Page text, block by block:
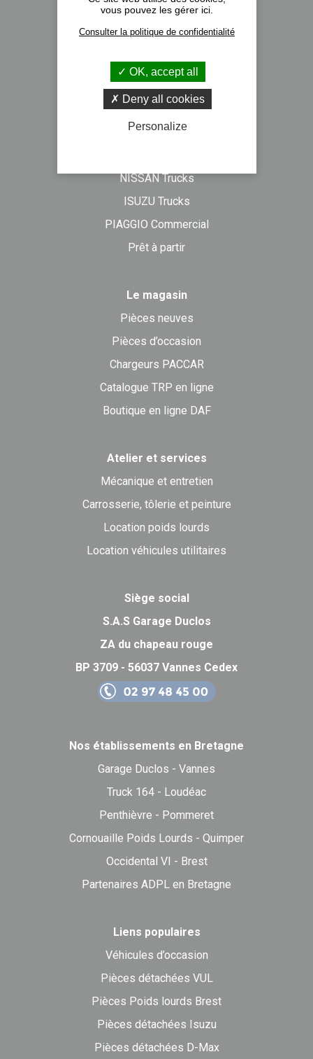
Nos implantations
Recrutement
Actualités
Formulaire de contact
Véhicules neufs
NISSAN Trucks
ISUZU Trucks
PIAGGIO Commercial
Prêt à partir
Le magasin
Pièces neuves
Pièces d’occasion
Chargeurs PACCAR
Catalogue TRP en ligne
Boutique en ligne DAF
Atelier et services
Mécanique et entretien
Carrosserie, tôlerie et peinture
Location poids lourds
Location véhicules utilitaires
Siège social
S.A.S Garage Duclos
ZA du chapeau rouge
BP 3709 - 56037 Vannes Cedex
Nos établissements en Bretagne
Garage Duclos - Vannes
Truck 164 - Loudéac
Penthièvre - Pommeret
Cornouaille Poids Lourds - Quimper
Occidental VI - Brest
Partenaires ADPL en Bretagne
Liens populaires
Véhicules d’occasion
Pièces détachées VUL
Pièces Poids lourds Brest
Pièces détachées Isuzu
Pièces détachées D-Max
vous pouvez les gérer ici.
Consulter la politique de confidentialité
OK, accept all
Deny all cookies
Personalize